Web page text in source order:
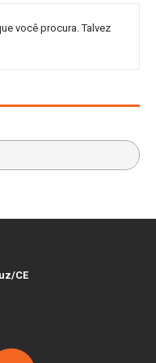
você procura. Talvez
CE